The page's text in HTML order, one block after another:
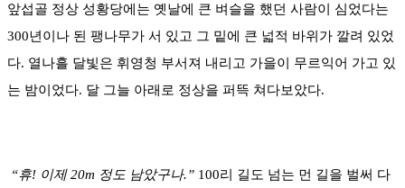
앞섭골 정상 성황당에는 옛날에 큰 벼슬을 했던 사람이 심었다는
300년이나 된 팽나무가 서 있고 그 밑에 큰 넓적 바위가 깔려 있었
다. 열나흘 달빛은 휘영청 부서져 내리고 가을이 무르익어 가고 있
는 밤이었다. 달 그늘 아래로 정상을 퍼뜩 쳐다보았다.
“휴! 이제 20m 정도 남았구나.” 100리 길도 넘는 먼 길을 벌써 다